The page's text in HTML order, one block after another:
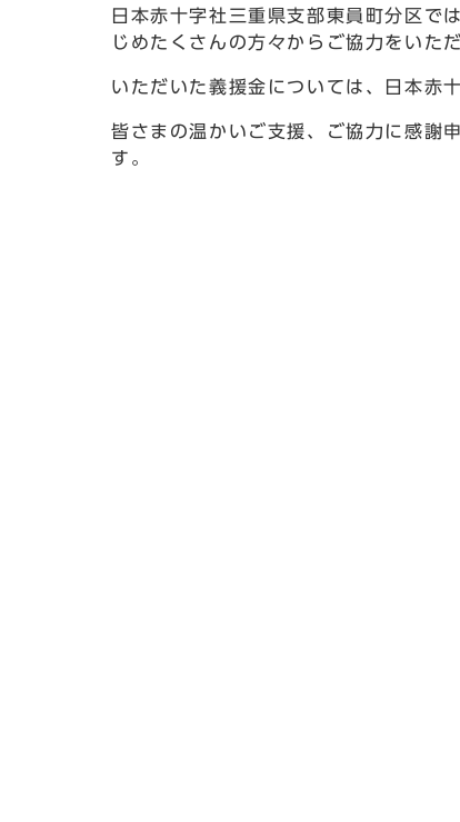
日本赤十字社三重県支部東員町分区で
じめたくさんの方々からご協力をいた
いただいた義援金については、日本赤
皆さまの温かいご支援、ご協力に感謝
す。